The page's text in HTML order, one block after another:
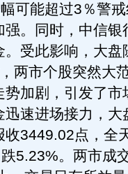
可能超过3％警
。同时，中信银
受此影响，大盘
两市个股突然大
加剧，引发了市
速进场接力，大
3449.02点，全
5.23%。两市成